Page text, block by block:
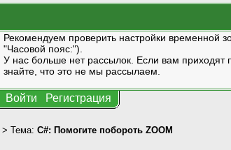
Рекомендуем проверить настройки
"Часовой пояс:").
У нас больше нет рассылок. Если вам
знайте, что это не мы рассылаем.
Войти Регистрация
> Тема: C#: Помогите побороть ZOOM